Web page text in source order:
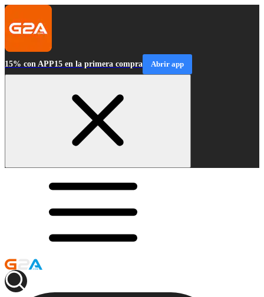
15% con APP15 en la primera compra Abrir app